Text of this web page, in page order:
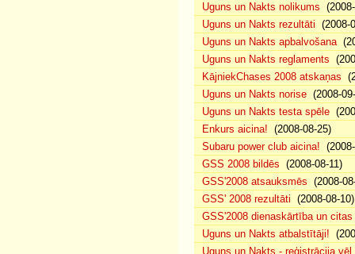
Uguns un Nakts nolikums
Uguns un Nakts rezultāti (2008-
Uguns un Nakts apbalvošana
Uguns un Nakts reglaments
KājniekChases 2008 atskaņas
Uguns un Nakts norise (2008-
Uguns un Nakts testa spēle
Enkurs aicina! (2008-08-25)
Subaru power club aicina!
GSS 2008 bildēs (2008-08-11)
GSS'2008 atsauksmēs (2008-
GSS' 2008 rezultāti (2008-08-10)
GSS'2008 dienaskārtība un
Uguns un Nakts atbalstītāji!
Uguns un Nakts - reģistrācija